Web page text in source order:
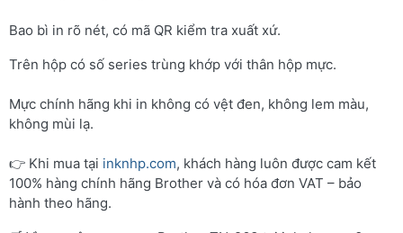
Bao bì in rõ nét, có mã QR kiểm tra xuất xứ.
Trên hộp có số series trùng khớp với thân hộp mực.
Mực chính hãng khi in không có vệt đen, không lem màu,
không mùi lạ.
👉 Khi mua tại inknhp.com, khách hàng luôn được cam kết
100% hàng chính hãng Brother và có hóa đơn VAT – bảo
hành theo hãng.